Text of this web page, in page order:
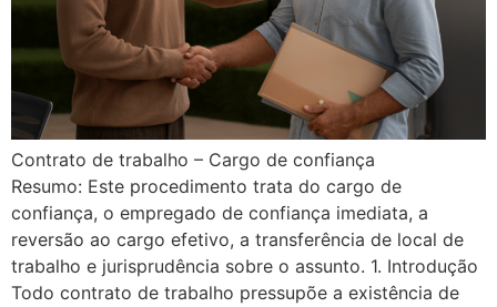
Contrato de trabalho – Cargo de confiança
Resumo: Este procedimento trata do cargo de
confiança, o empregado de confiança imediata, a
reversão ao cargo efetivo, a transferência de local de
trabalho e jurisprudência sobre o assunto. 1. Introdução
Todo contrato de trabalho pressupõe a existência de